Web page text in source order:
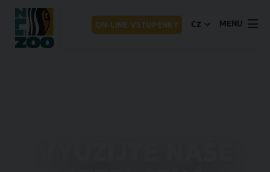
ON-LINE VSTUPENKY CZ MENU